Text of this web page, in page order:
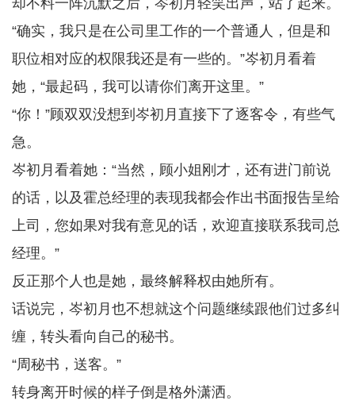
却不料一阵沉默之后，岑初月轻笑出声，站了起来。
“确实，我只是在公司里工作的一个普通人，但是和
职位相对应的权限我还是有一些的。”岑初月看着
她，“最起码，我可以请你们离开这里。”
“你！”顾双双没想到岑初月直接下了逐客令，有些气
急。
岑初月看着她：“当然，顾小姐刚才，还有进门前说
的话，以及霍总经理的表现我都会作出书面报告呈给
上司，您如果对我有意见的话，欢迎直接联系我司总
经理。”
反正那个人也是她，最终解释权由她所有。
话说完，岑初月也不想就这个问题继续跟他们过多纠
缠，转头看向自己的秘书。
“周秘书，送客。”
转身离开时候的样子倒是格外潇洒。